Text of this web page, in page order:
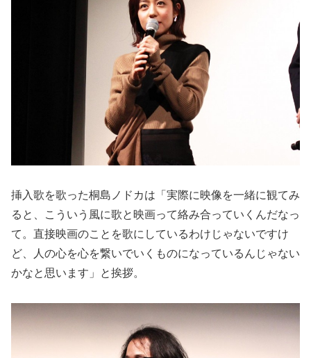
挿入歌を歌った桐島ノドカは「実際に映像を一緒に観てみ
ると、こういう風に歌と映画って絡み合っていくんだなっ
て。直接映画のことを歌にしているわけじゃないですけ
ど、人の心を心を繋いでいくものになっているんじゃない
かなと思います」と挨拶。